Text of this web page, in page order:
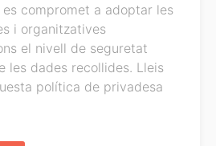
compromet a adoptar les
i organitzatives
el nivell de seguretat
les dades recollides. Lleis
política de privadesa